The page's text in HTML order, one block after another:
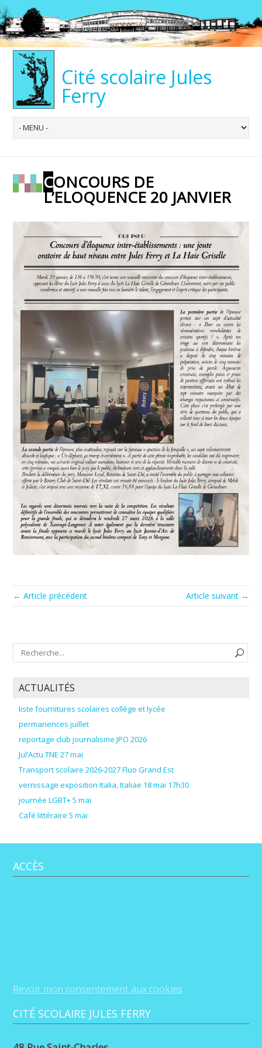
Cité scolaire Jules
Ferry
CONCOURS DE
L’ELOQUENCE 20 JANVIER
← Article précédent Article suivant →
ACTUALITÉS
liste fournitures scolaires collège et lycée
permanences juillet
reportage club journalisme JPO 2026
Jul’Actu TNE 27 mai
Transport scolaire 2026-2027 Fluo Grand Est
vernissage exposition Italia, Italiae 18 mai 17h30
journée LGBT+ 5 mai
Café littéraire 5 mai
ACCÈS
Revoir mon consentement aux cookies
CITÉ SCOLAIRE JULES FERRY